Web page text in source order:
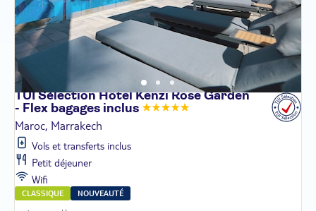
TUI Sélection Hôtel Kenzi Rose Garden
- Flex bagages inclus
Maroc, Marrakech
Vols et transferts inclus
Petit déjeuner
Wifi
CLASSIQUE NOUVEAUTÉ